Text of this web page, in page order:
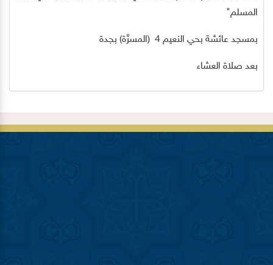
المسلم"
بمسجد عائشة بحي النعيم 4 (المسرَّة) بجدة
بعد صلاة العشاء